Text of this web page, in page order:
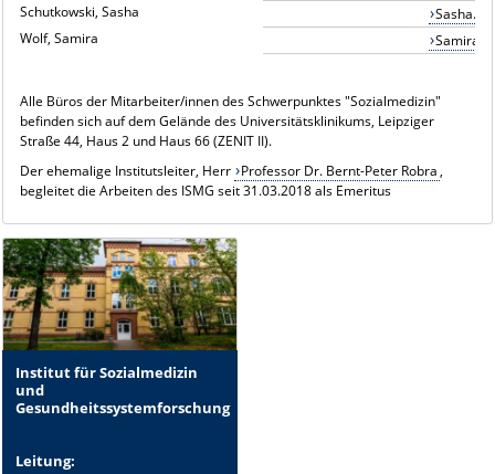
Schutkowski, Sasha
Wolf, Samira
Alle Büros der Mitarbeiter/innen des Schwerpunktes "Sozialmedizin"
befinden sich auf dem Gelände des Universitätsklinikums, Leipziger
Straße 44, Haus 2 und Haus 66 (ZENIT II).
Der ehemalige Institutsleiter, Herr Professor Dr. Bernt-Peter Robra,
begleitet die Arbeiten des ISMG seit 31.03.2018 als Emeritus
Institut für Sozialmedizin
und
Gesundheitssystemforschung
Leitung: